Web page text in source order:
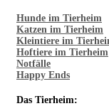
Hunde im Tierheim
Katzen im Tierheim
Kleintiere im
Hoftiere im Tierheim
Notfälle
Happy Ends
Das Tierheim: